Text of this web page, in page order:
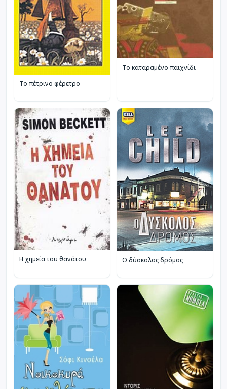
Το πέτρινο φέρετρο
Το καταραμένο παιχνίδι
Η χημεία του θανάτου Ο δύσκολος δρόμος